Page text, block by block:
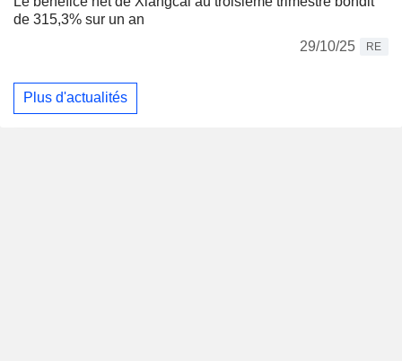
de 315,3% sur un an
29/10/25
RE
Plus d'actualités